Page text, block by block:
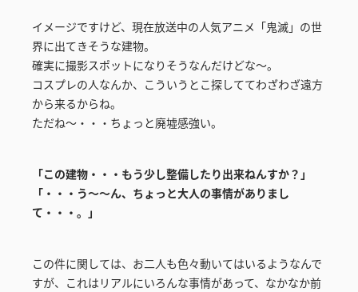
イメージですけど、現在放送中の人気アニメ「鬼滅」の世
界に出てきそうな建物。
確実に撮影スポットになりそうなんだけどな～。
コスプレの人なんか、こういうとこ探しててわざわざ遠方
から来るからね。
ただね～・・・ちょっと廃墟感強い。
「この建物・・・もう少し整備したり出来ねんすか？」
「・・・う～～ん、ちょっと大人の事情がありまし
て・・・。」
この件に関しては、お二人も色々動いてはいるようなんで
すが、これはリアルにいろんな事情があって、なかなか前